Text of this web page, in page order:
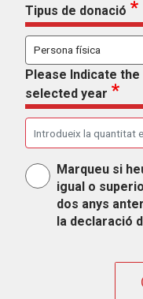
Tipus de donació
Please Indicate
selected year
Marqueu si
igual o
dos anys
la declaració